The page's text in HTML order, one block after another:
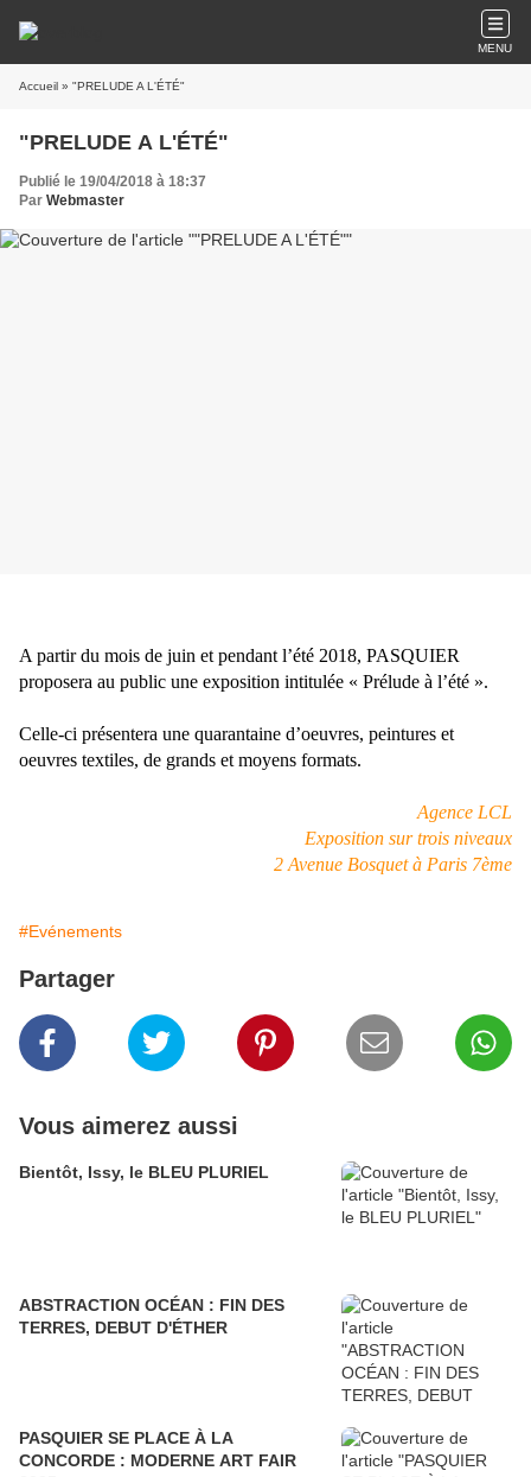
MENU
Accueil » "PRELUDE A L'ÉTÉ"
"PRELUDE A L'ÉTÉ"
Publié le 19/04/2018 à 18:37
Par Webmaster
A partir du mois de juin et pendant l’été 2018, PASQUIER
proposera au public une exposition intitulée « Prélude à l’été ».
Celle-ci présentera une quarantaine d’oeuvres, peintures et
oeuvres textiles, de grands et moyens formats.
Agence LCL
Exposition sur trois niveaux
2 Avenue Bosquet à Paris 7ème
#Evénements
Partager
Vous aimerez aussi
Bientôt, Issy, le BLEU PLURIEL
ABSTRACTION OCÉAN : FIN DES
TERRES, DEBUT D'ÉTHER
PASQUIER SE PLACE À LA
CONCORDE : MODERNE ART FAIR